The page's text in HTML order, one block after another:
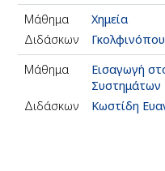
Μάθημα
Χημεία
Διδάσκων
Μάθημα
Εισαγωγή
Συστημάτων
Διδάσκων
Κωστίδη